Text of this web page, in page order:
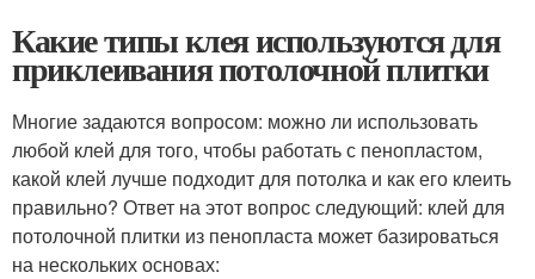
Какие типы клея используются для
приклеивания потолочной плитки
Многие задаются вопросом: можно ли использовать
любой клей для того, чтобы работать с пенопластом,
какой клей лучше подходит для потолка и как его клеить
правильно? Ответ на этот вопрос следующий: клей для
потолочной плитки из пенопласта может базироваться
на нескольких основах: